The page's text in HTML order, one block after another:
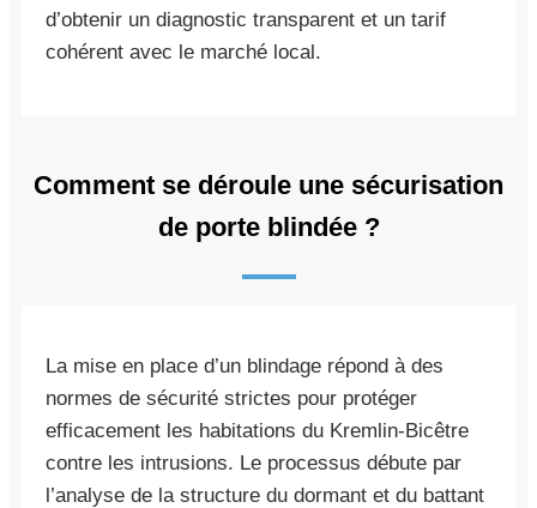
d’obtenir un diagnostic transparent et un tarif
cohérent avec le marché local.
Comment se déroule une sécurisation
de porte blindée ?
La mise en place d’un blindage répond à des
normes de sécurité strictes pour protéger
efficacement les habitations du Kremlin-Bicêtre
contre les intrusions. Le processus débute par
l’analyse de la structure du dormant et du battant